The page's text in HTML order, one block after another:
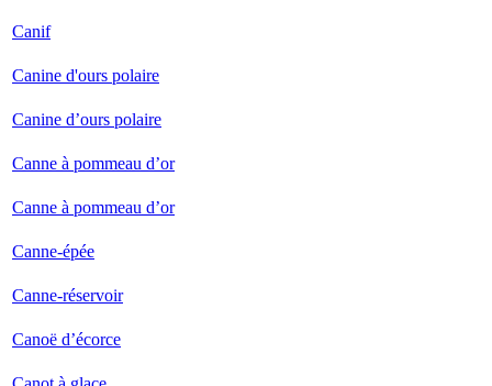
Canif
Canine d'ours polaire
Canine d’ours polaire
Canne à pommeau d’or
Canne à pommeau d’or
Canne-épée
Canne-réservoir
Canoë d’écorce